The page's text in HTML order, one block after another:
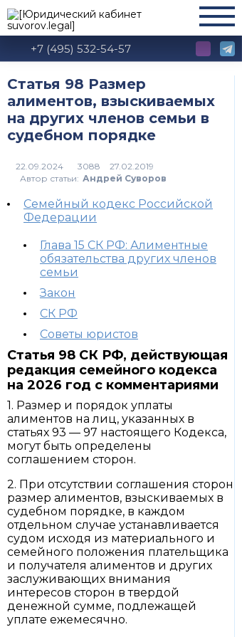
+7 (495) 532-54-57
Статья 98 Размер
алиментов, взыскиваемых
на других членов семьи в
судебном порядке
3088
Автор статьи: Андрей Суворов
Семейный кодекс Российской
Федерации
Глава 15 СК РФ: Алиментные
обязательства других членов
семьи
Закон
СК РФ
Советы юристов
Статья 98 СК РФ, действующая
редакция семейного кодекса
на 2026 год с комментариями
1. Размер и порядок уплаты
алиментов на лиц, указанных в
статьях 93 — 97 настоящего Кодекса,
могут быть определены
соглашением сторон.
2. При отсутствии соглашения сторон
размер алиментов, взыскиваемых в
судебном порядке, в каждом
отдельном случае устанавливается
судом исходя из материального и
семейного положения плательщика
и получателя алиментов и других
заслуживающих внимания
интересов сторон в твердой
денежной сумме, подлежащей
уплате ежемесячно.